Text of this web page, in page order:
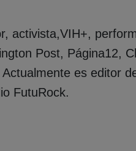
activista,VIH+,
Post, Página12,
es editor
FutuRock.